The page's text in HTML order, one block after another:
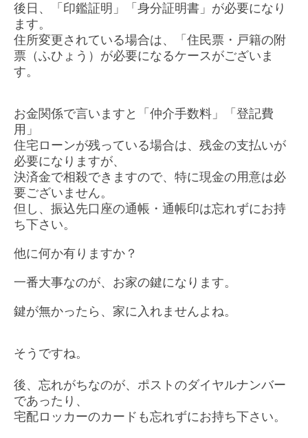
後日、「印鑑証明」「身分証明書」が必要になり
ます。
住所変更されている場合は、「住民票・戸籍の附
票（ふひょう）が必要になるケースがございま
す。
お金関係で言いますと「仲介手数料」「登記費
用」
住宅ローンが残っている場合は、残金の支払いが
必要になりますが、
決済金で相殺できますので、特に現金の用意は必
要ございません。
但し、振込先口座の通帳・通帳印は忘れずにお持
ち下さい。
他に何か有りますか？
一番大事なのが、お家の鍵になります。
鍵が無かったら、家に入れませんよね。
そうですね。
後、忘れがちなのが、ポストのダイヤルナンバー
であったり、
宅配ロッカーのカードも忘れずにお持ち下さい。